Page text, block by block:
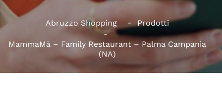
Abruzzo Shopping Prodotti
MammaMà – Family Restaurant – Palma Campania
(NA)